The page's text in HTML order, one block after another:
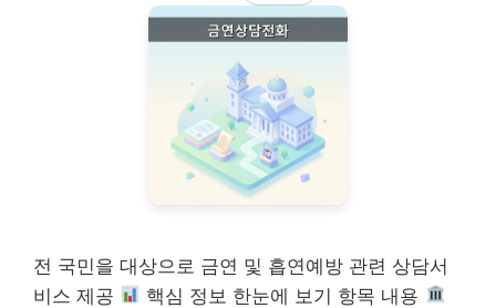
전 국민을 대상으로 금연 및 흡연예방 관련 상담서
비스 제공
핵심 정보 한눈에 보기 항목 내용